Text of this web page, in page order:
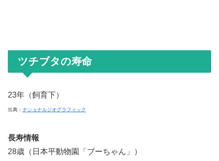
ツチブタの寿命
23年（飼育下）
出典： ナショナルジオグラフィック
長寿情報
28歳（日本平動物園「ブーちゃん」）